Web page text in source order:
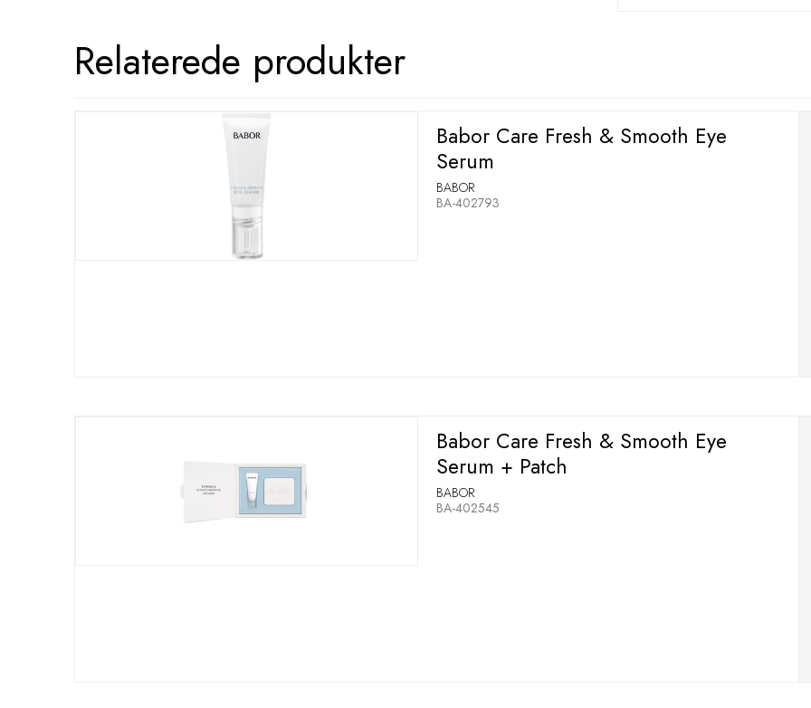
Relaterede produkter
Babor Care Fresh & Smooth Eye
Serum
BABOR
BA-402793
Babor Care Fresh & Smooth Eye
Serum + Patch
BABOR
BA-402545